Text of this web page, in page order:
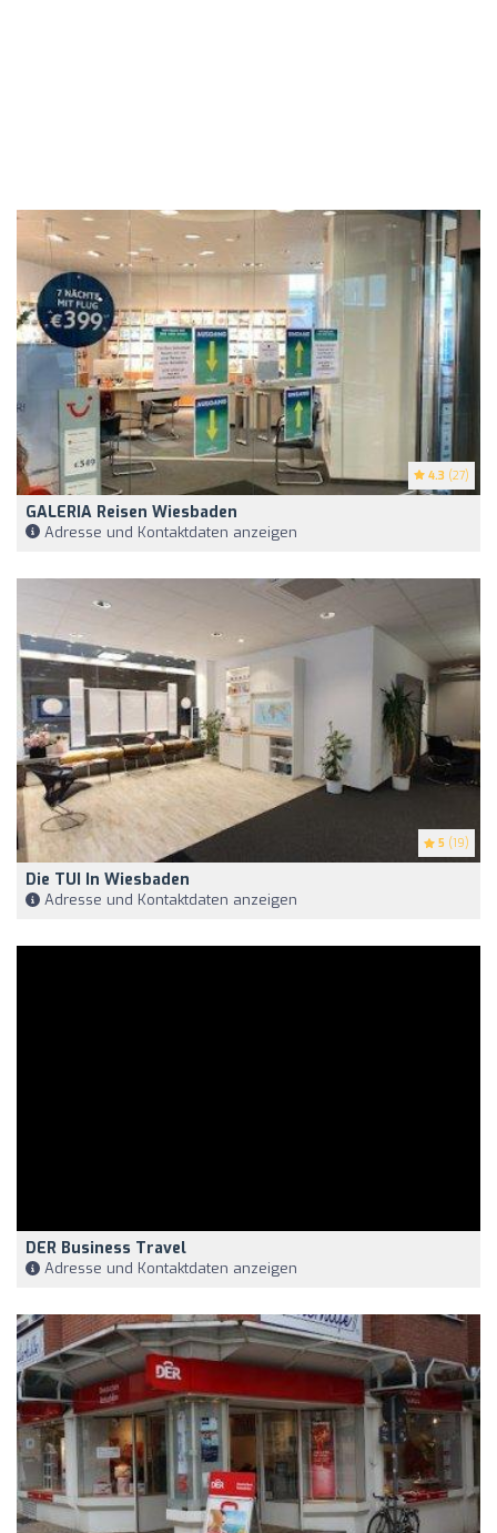
4.3 (27)
GALERIA Reisen Wiesbaden
Adresse und Kontaktdaten anzeigen
5 (19)
Die TUI In Wiesbaden
Adresse und Kontaktdaten anzeigen
DER Business Travel
Adresse und Kontaktdaten anzeigen